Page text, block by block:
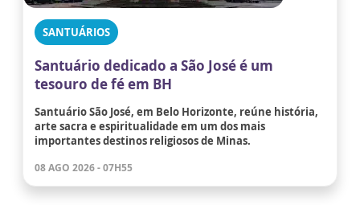
SANTUÁRIOS
Santuário dedicado a São José é um
tesouro de fé em BH
Santuário São José, em Belo Horizonte, reúne história,
arte sacra e espiritualidade em um dos mais
importantes destinos religiosos de Minas.
08 AGO 2026 - 07H55